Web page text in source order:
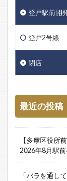
登戸駅前開
登戸2号線
閉店
最近の投稿
【多摩区役所
2026年8月駅
「バラを通し